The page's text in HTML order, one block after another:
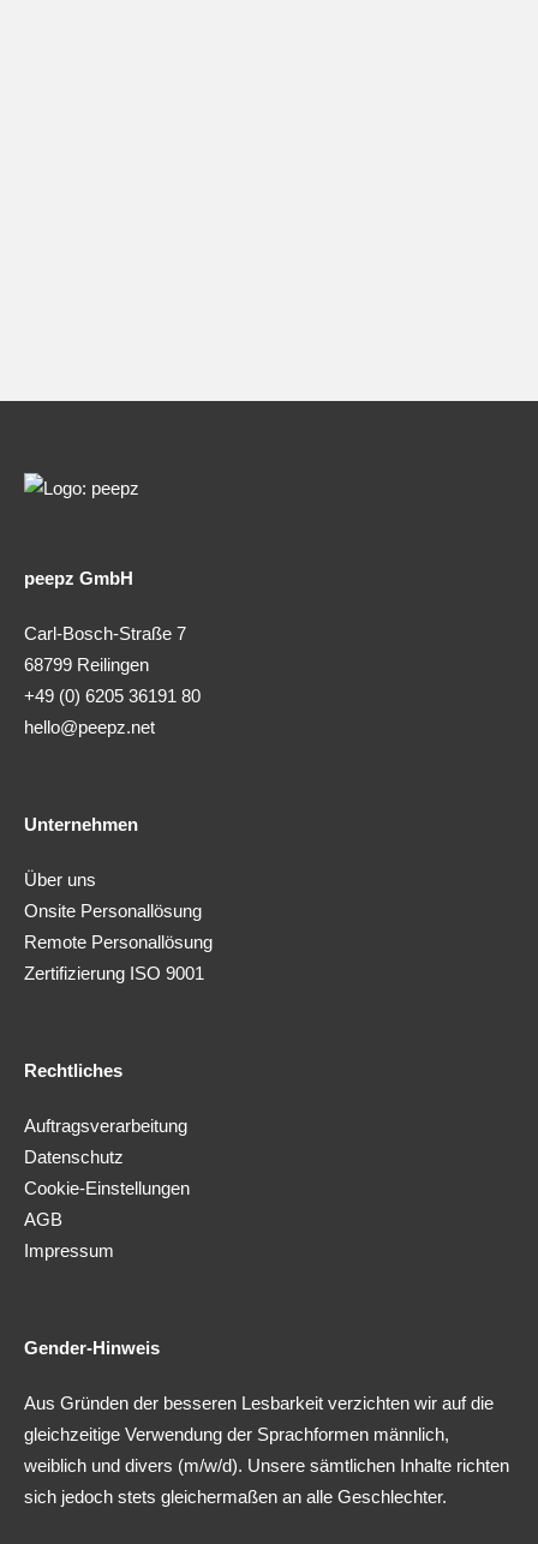
peepz GmbH
Carl-Bosch-Straße 7
68799 Reilingen
+49 (0) 6205 36191 80
hello@peepz.net
Unternehmen
Über uns
Onsite Personallösung
Remote Personallösung
Zertifizierung ISO 9001
Rechtliches
Auftragsverarbeitung
Datenschutz
Cookie-Einstellungen
AGB
Impressum
Gender-Hinweis
Aus Gründen der besseren Lesbarkeit verzichten wir auf die
gleichzeitige Verwendung der Sprachformen männlich,
weiblich und divers (m/w/d). Unsere sämtlichen Inhalte richten
sich jedoch stets gleichermaßen an alle Geschlechter.